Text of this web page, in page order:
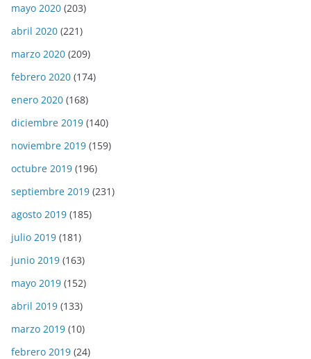
mayo 2020 (203)
abril 2020 (221)
marzo 2020 (209)
febrero 2020 (174)
enero 2020 (168)
diciembre 2019 (140)
noviembre 2019 (159)
octubre 2019 (196)
septiembre 2019 (231)
agosto 2019 (185)
julio 2019 (181)
junio 2019 (163)
mayo 2019 (152)
abril 2019 (133)
marzo 2019 (10)
febrero 2019 (24)